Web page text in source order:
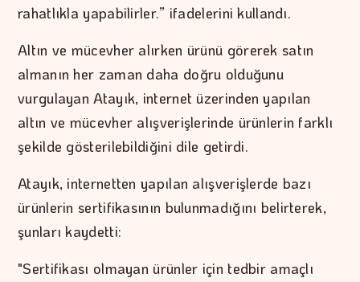
rahatlıkla yapabilirler.” ifadelerini kullandı.
Altın ve mücevher alırken ürünü görerek satın
almanın her zaman daha doğru olduğunu
vurgulayan Atayık, internet üzerinden yapılan
altın ve mücevher alışverişlerinde ürünlerin farklı
şekilde gösterilebildiğini dile getirdi.
Atayık, internetten yapılan alışverişlerde bazı
ürünlerin sertifikasının bulunmadığını belirterek,
şunları kaydetti:
"Sertifikası olmayan ürünler için tedbir amaçlı